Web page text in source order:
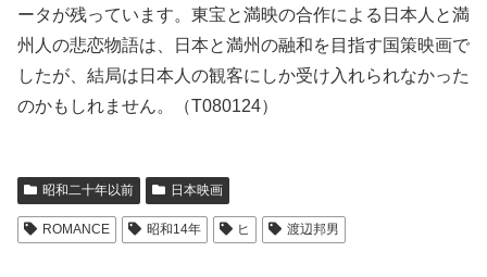
ータが残っています。東宝と満映の合作による日本人と満
州人の悲恋物語は、日本と満州の融和を目指す国策映画で
したが、結局は日本人の観客にしか受け入れられなかった
のかもしれません。（T080124）
昭和二十年以前 日本映画
ROMANCE 昭和14年 ヒ 渡辺邦男